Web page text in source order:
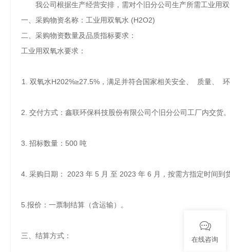
我公司根据生产经营安排，需对个旧分公司生产所需工业用
一、采购物资名称：工业用双氧水 (H2O2)
二
、采购物资数量及品质指标要求：
工业用双氧水要求：
1. 双氧水H202%≥27.5%，满足并符合国家相关安全、 质量、
2. 交付方式：鑫联环保科技股份有限公司个旧分公司工厂内交货
3. 招标数量：500 吨
4. 采购日期： 2023 年 5 月 至 2023 年 6 月 ，按需方指定时间到
5.报价：一票制结算（含运输） 。
三、结算方式： 在线咨询